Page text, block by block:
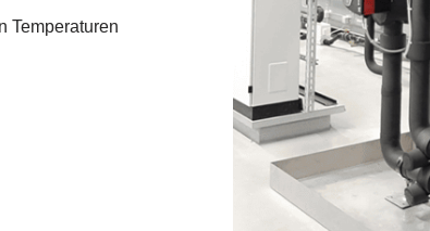
Temperaturen